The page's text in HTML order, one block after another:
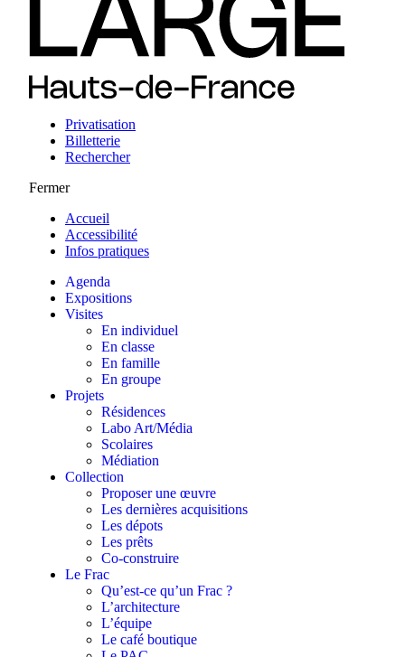
Privatisation
Billetterie
Rechercher
Fermer
Accueil
Accessibilité
Infos pratiques
Agenda
Expositions
Visites
En individuel
En classe
En famille
En groupe
Projets
Résidences
Labo Art/Média
Scolaires
Médiation
Collection
Proposer une œuvre
Les dernières acquisitions
Les dépots
Les prêts
Co-construire
Le Frac
Qu’est-ce qu’un Frac ?
L’architecture
L’équipe
Le café boutique